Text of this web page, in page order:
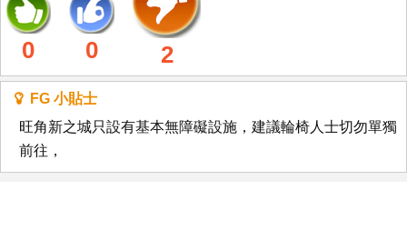
0 0 2
FG 小貼士
旺角新之城只設有基本無障礙設施，建議輪椅人士切勿單獨
前往，